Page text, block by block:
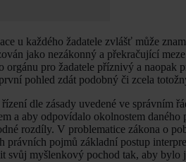
u každého žadatele zvlášť může
jako nezákonný a překračující
pro žadatele příznivý a naopak
pohled zdát podobný či zcela
dle zásady uvedené ve správním
a aby odpovídalo okolnostem
rozdíly. V problematice zákona o
právních pojmů základní postup
svůj myšlenkový pochod tak, aby